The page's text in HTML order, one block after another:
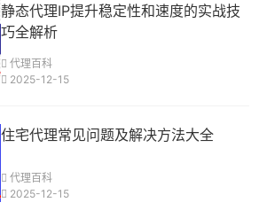
静态代理IP提升稳定性和速度的实战技
巧全解析
代理百科
2025-12-15
住宅代理常见问题及解决方法大全
代理百科
2025-12-15